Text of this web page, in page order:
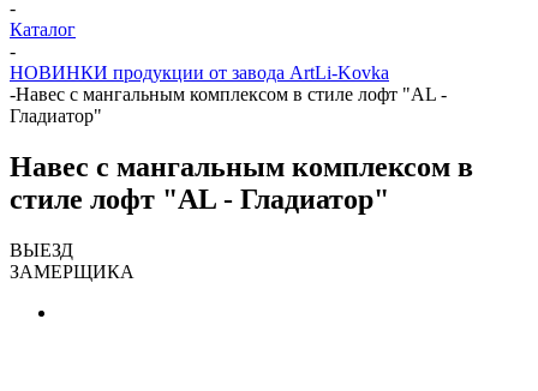
-
Каталог
-
НОВИНКИ продукции от завода ArtLi-Kovka
-Навес с мангальным комплексом в стиле лофт "AL -
Гладиатор"
Навес с мангальным комплексом в
стиле лофт "AL - Гладиатор"
ВЫЕЗД
ЗАМЕРЩИКА